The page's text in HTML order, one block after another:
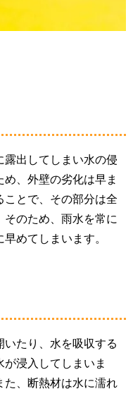
出してしまい水の侵
、外壁の劣化は早ま
ことで、その部分は全
そのため、雨水を常に
めてしまいます。
たり、水を吸収する
浸入してしまいま
た、断熱材は水に濡れ